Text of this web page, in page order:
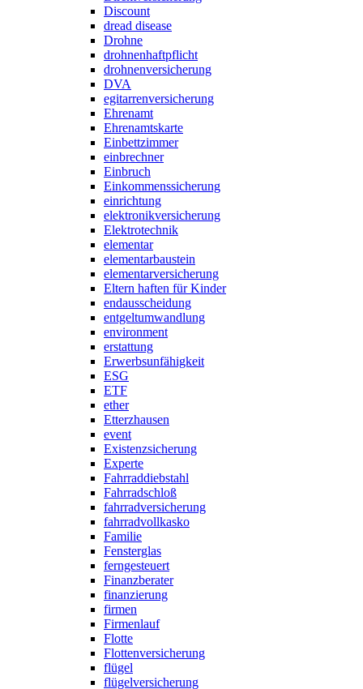
Discount
dread disease
Drohne
drohnenhaftpflicht
drohnenversicherung
DVA
egitarrenversicherung
Ehrenamt
Ehrenamtskarte
Einbettzimmer
einbrechner
Einbruch
Einkommenssicherung
einrichtung
elektronikversicherung
Elektrotechnik
elementar
elementarbaustein
elementarversicherung
Eltern haften für Kinder
endausscheidung
entgeltumwandlung
environment
erstattung
Erwerbsunfähigkeit
ESG
ETF
ether
Etterzhausen
event
Existenzsicherung
Experte
Fahrraddiebstahl
Fahrradschloß
fahrradversicherung
fahrradvollkasko
Familie
Fensterglas
ferngesteuert
Finanzberater
finanzierung
firmen
Firmenlauf
Flotte
Flottenversicherung
flügel
flügelversicherung